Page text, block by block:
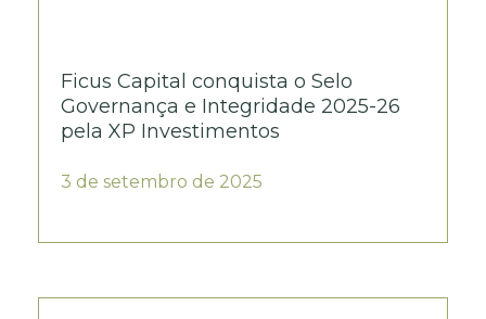
Ficus Capital conquista o Selo
Governança e Integridade 2025-26
pela XP Investimentos
3 de setembro de 2025